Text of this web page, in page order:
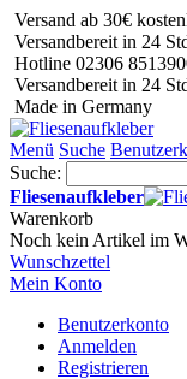
Versand ab 30€
Versandbereit in 24
Hotline 02306
Versandbereit in 24
Made in Germany
Menü Suche
Suche:
Fliesenaufkleber
Warenkorb
Noch kein Artikel im
Wunschzettel
Mein Konto
Benutzerkonto
Anmelden
Registrieren